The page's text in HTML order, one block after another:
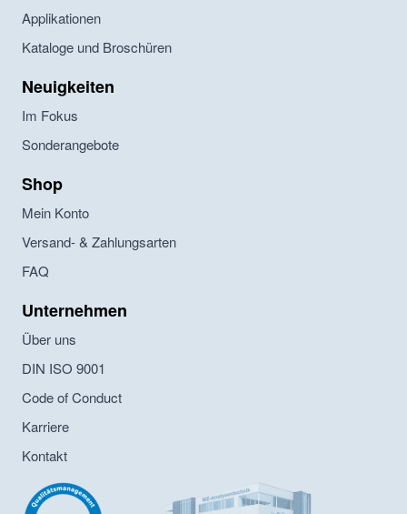
Applikationen
Kataloge und Broschüren
Neuigkeiten
Im Fokus
Sonderangebote
Shop
Mein Konto
Versand- & Zahlungsarten
FAQ
Unternehmen
Über uns
DIN ISO 9001
Code of Conduct
Karriere
Kontakt